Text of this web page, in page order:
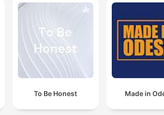
To Be Honest Made in